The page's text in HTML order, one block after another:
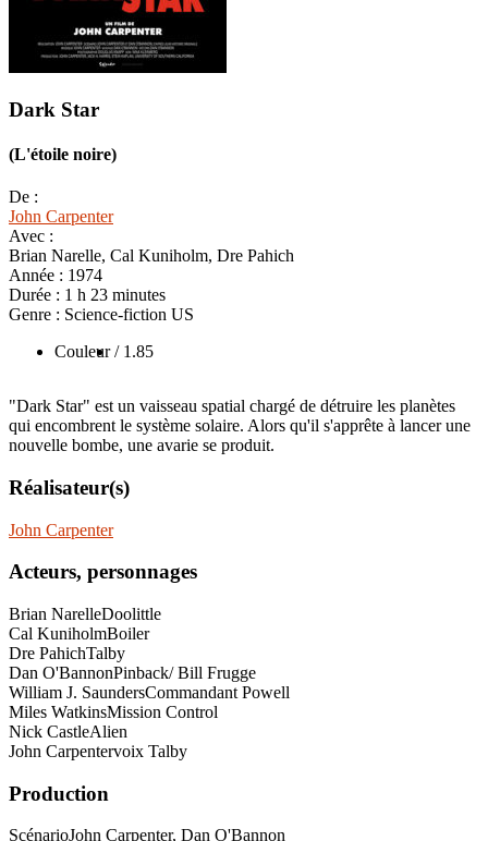
Dark Star
(L'étoile noire)
De :
John Carpenter
Avec :
Brian Narelle, Cal Kuniholm, Dre Pahich
Année : 1974
Durée : 1 h 23 minutes
Genre : Science-fiction US
Couleur / 1.85
"Dark Star" est un vaisseau spatial chargé de détruire les planètes
qui encombrent le système solaire. Alors qu'il s'apprête à lancer une
nouvelle bombe, une avarie se produit.
Réalisateur(s)
John Carpenter
Acteurs, personnages
Brian NarelleDoolittle
Cal KuniholmBoiler
Dre PahichTalby
Dan O'BannonPinback/ Bill Frugge
William J. SaundersCommandant Powell
Miles WatkinsMission Control
Nick CastleAlien
John Carpentervoix Talby
Production
ScénarioJohn Carpenter, Dan O'Bannon